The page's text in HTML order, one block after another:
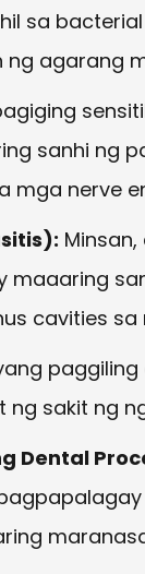
sa
agarang
sanhi ng
mga nerve
maaaring
cavities
sakit ng
Dental